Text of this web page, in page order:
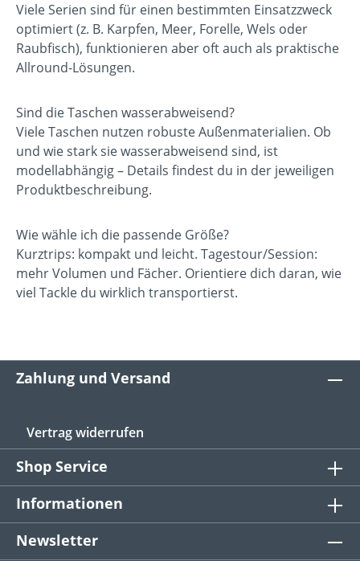
Viele Serien sind für einen bestimmten Einsatzzweck
optimiert (z. B. Karpfen, Meer, Forelle, Wels oder
Raubfisch), funktionieren aber oft auch als praktische
Allround-Lösungen.
Sind die Taschen wasserabweisend?
Viele Taschen nutzen robuste Außenmaterialien. Ob
und wie stark sie wasserabweisend sind, ist
modellabhängig – Details findest du in der jeweiligen
Produktbeschreibung.
Wie wähle ich die passende Größe?
Kurztrips: kompakt und leicht. Tagestour/Session:
mehr Volumen und Fächer. Orientiere dich daran, wie
viel Tackle du wirklich transportierst.
Zahlung und Versand
Vertrag widerrufen
Shop Service
Informationen
Newsletter